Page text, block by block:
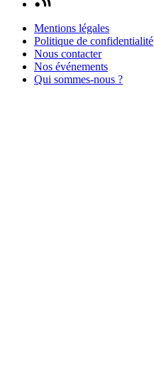
Mentions légales
Politique de confidentialité
Nous contacter
Nos événements
Qui sommes-nous ?